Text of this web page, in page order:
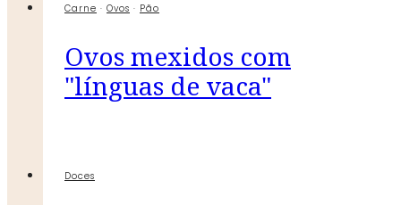
Carne · Ovos · Pão
Ovos mexidos com
"línguas de vaca"
Doces